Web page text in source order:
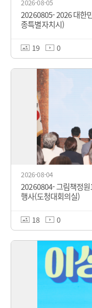
2026-08-05
20260805- 2026 대한
종특별자치시)
19 0
2026-08-04
20260804- 그림책정
행사(도청대회의실)
18 0